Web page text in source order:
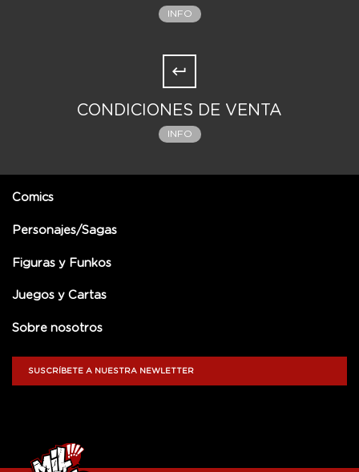
INFO
CONDICIONES DE VENTA
INFO
Comics
Personajes/Sagas
Figuras y Funkos
Juegos y Cartas
Sobre nosotros
SUSCRÍBETE A NUESTRA NEWLETTER